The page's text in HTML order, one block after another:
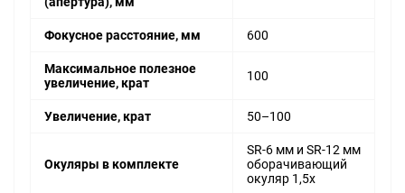
Фокусное расстояние, мм 600
Максимальное полезное
увеличение, крат
100
Увеличение, крат 50–100
Окуляры в комплекте
SR-6 мм и SR-12 мм
оборачивающий
окуляр 1,5х